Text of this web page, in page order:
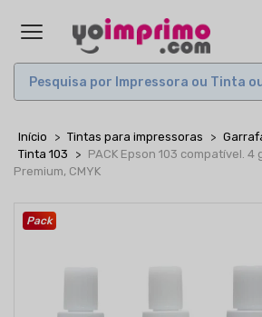
Início Tintas para impressoras
Tinta 103
PACK Epson 103 compatível.
Premium, CMYK
Pack